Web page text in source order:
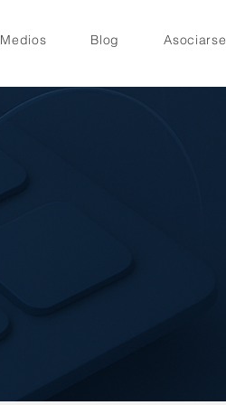
Medios Blog Asociarse